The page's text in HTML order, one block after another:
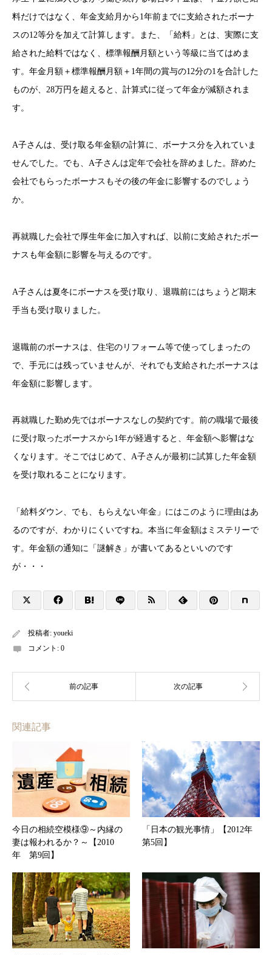
料だけではなく、年金支給月から1年前までに支給されたボーナ
スの12等分を加えて計算します。また、「給料」とは、実際に支
給された給料ではなく、標準報酬月額という等級に当てはめま
す。年金月額＋標準報酬月額＋1年間の賞与の12分の1を合計した
ものが、28万円を超えると、計算式に従って年金が減額されま
す。
A子さんは、受け取る年金額の計算に、ボーナス分を入れていま
せんでした。でも、A子さんは定年で会社を辞めました。辞めた
会社でもらったボーナスもその後の年金に影響するのでしょう
か。
再就職した会社で厚生年金に加入すれば、以前に支給されたボー
ナスも年金額に影響を与えるのです。
A子さんは夏冬にボーナスを受け取り、退職前にはちょうど期末
手当も受け取りました。
退職前のボーナスは、住宅のリフォーム等で使ってしまったの
で、手元には残っていませんが、それでも支給されたボーナスは
年金額に影響します。
再就職した勤め先ではボーナスなしの契約です。前の職場で最後
に受け取ったボーナスから1年が経過すると、年金額へ影響はな
くなります。そこではじめて、A子さんが最初に試算した年金額
を受け取れることになります。
「給料ダウン、でも、もらえない年金」にはこのように理由はあ
るのですが、わかりにくいですね。本当に年金額はミステリーで
す。年金額の通知に「謎解き」が書いてあるといいのです
が・・・
投稿者: youeki
コメント: 0
関連記事
今日の相続空模様⑨～内縁の
妻は報われるか？～【2010
年 第9回】
「日本の観光事情」【2012年
第5回】